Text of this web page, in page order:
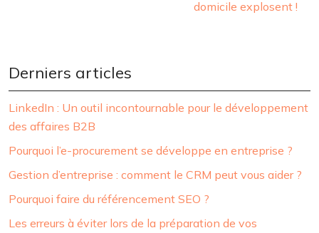
domicile explosent !
Derniers articles
LinkedIn : Un outil incontournable pour le développement
des affaires B2B
Pourquoi l’e-procurement se développe en entreprise ?
Gestion d’entreprise : comment le CRM peut vous aider ?
Pourquoi faire du référencement SEO ?
Les erreurs à éviter lors de la préparation de vos